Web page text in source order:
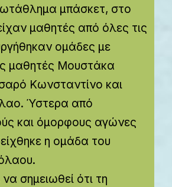
μπάσκετ, στο
μαθητές από όλες τις
ομάδες με
μαθητές Μουστάκα
Κωνσταντίνο και
Ύστερα από
και όμορφους αγώνες
η ομάδα του
να σημειωθεί ότι τη